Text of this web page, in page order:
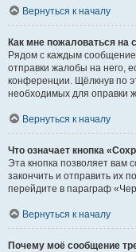
Вернуться к началу
Как мне пожаловаться на
Рядом с каждым
отправки жалобы на него,
конференции. Щёлкнув по
необходимых для оправки
Вернуться к началу
Что означает кнопка
Эта кнопка позволяет вам
закончить и отправить их
перейдите в параграф
Вернуться к началу
Почему моё сообщение